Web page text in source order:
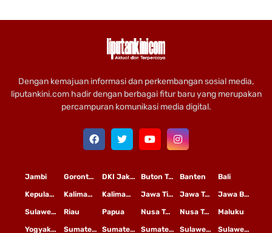
Dengan kemajuan informasi dan perkembangan sosial media,
liputankini.com hadir dengan berbagai fitur baru yang merupakan
percampuran komunikasi media digital.
Bali
Banten
Buton Tengah
DKI Jakarta
Gorontalo
Jambi
Jawa Barat
Jawa Tengah
Jawa Timur
Kalimantan Tengah
Kalimantan Timur
Kepulauan Riau
Maluku
Nusa Tenggara Barat
Nusa Tenggara Timur
Papua
Riau
Sulawesi Selatan
Sulawesi Tengah
Sulawesi Utara
Sumatera Barat
Sumatera Selatan
Sumatera Utara
Yogyakarta